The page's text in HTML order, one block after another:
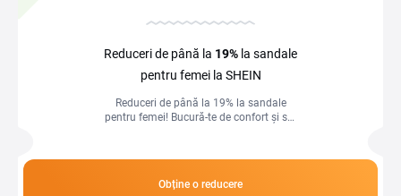
Reduceri de până la 19% la sandale
pentru femei la SHEIN
Reduceri de până la 19% la sandale
pentru femei! Bucură-te de confort și stil
Obține o reducere